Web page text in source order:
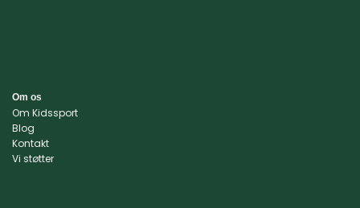
Om os
Om Kidssport
Blog
Kontakt
Vi støtter